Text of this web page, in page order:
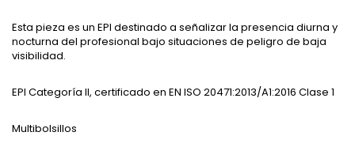
Esta pieza es un EPI destinado a señalizar la presencia diurna y
nocturna del profesional bajo situaciones de peligro de baja
visibilidad.
EPI Categoría II, certificado en EN ISO 20471:2013/A1:2016 Clase 1
Multibolsillos